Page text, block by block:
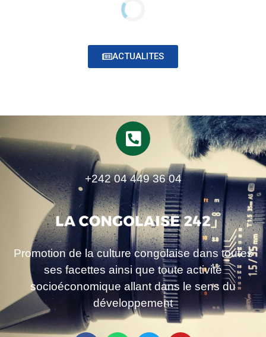
ACTUALITES
+242 04 449 36 04
Promotion de la culture congolaise dans toutes
ses facettes ainsi que toute activité
socioéconomique allant dans le sens du
développement